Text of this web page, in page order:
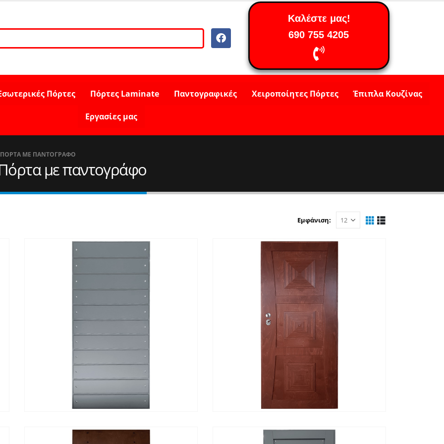
Καλέστε μας!
690 755 4205
Πόρτες Πόρτες Laminate Παντογραφικές Χειροποίητες Πόρτες Έπιπλα Κουζίνας
Εργασίες μας
ΠΌΡΤΑ ΜΕ ΠΑΝΤΟΓΡΆΦΟ
με παντογράφο
Εμφάνιση:
ΔΙΑΒΆΣΤΕ ΠΕΡΙΣΣΌΤΕΡΑ
ΓΡΉΓΟΡΗ ΠΡΟΒΟΛΉ ΔΙΑΒΆΣΤΕ ΠΕΡΙΣΣΌΤΕΡΑ
ΓΡΉΓΟΡΗ ΠΡΟΒΟΛΉ